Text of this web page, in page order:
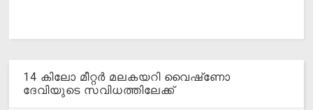
14 കിലോ മീറ്റര്‍ മലകയറി വൈഷ്‌ണോ
ദേവിയുടെ സവിധത്തിലേക്ക്